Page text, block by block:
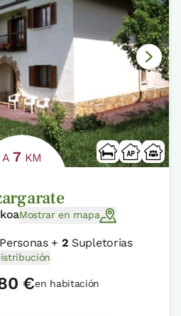
A7 KM
Mostrar en mapa
+ 2 Supletorias
€en habitación